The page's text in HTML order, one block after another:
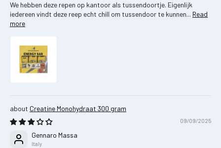
We hebben deze repen op kantoor als tussendoortje. Eigenlijk
iedereen vindt deze reep echt chill om tussendoor te kunnen... Read
more
Creatine Monohydraat 300 gram
09/09/2025
Gennaro Massa
Italy